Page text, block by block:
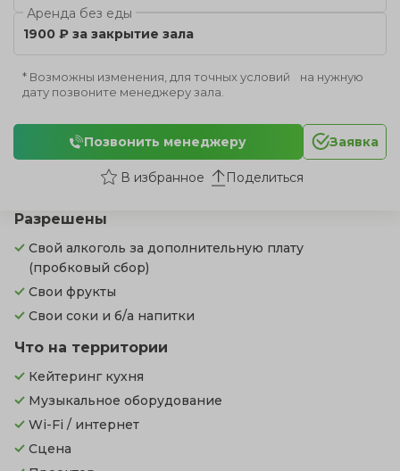
Разрешены
Свой алкоголь за дополнительную плату
(пробковый сбор)
Свои фрукты
Свои соки и б/а напитки
Что на территории
Кейтеринг кухня
Музыкальное оборудование
Wi-Fi / интернет
Сцена
Аренда без еды
1900 ₽ за закрытие зала
* Возможны изменения, для точных условий на нужную
дату позвоните менеджеру зала.
Позвонить менеджеру Заявка
Поделиться